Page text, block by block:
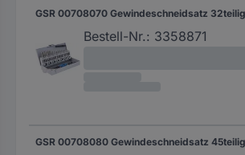
Bestell-Nr.: 3358871